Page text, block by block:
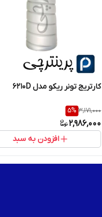
کارتریج تونر ریکو مدل 6210D
3,171,000
5%
2,986,000
افزودن به سبد